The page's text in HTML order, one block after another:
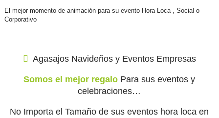
El mejor momento de animación para su evento Hora Loca , Social o
Corporativo
Agasajos Navideños y Eventos Empresas
Somos el mejor regalo Para sus eventos y
celebraciones…
No Importa el Tamaño de sus eventos hora loca en